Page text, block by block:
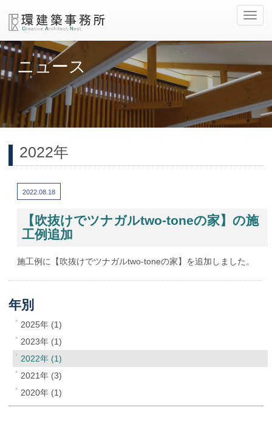
ナ
ビ
ゲ
シ
ョ
の
切
替
ニュース
2022年
2022.08.18
【吹抜けでツナガルtwo-toneの家】の施
工例追加
施工例に【吹抜けでツナガルtwo-toneの家】を追加しました。
年別
2025年 (1)
2023年 (1)
2022年 (1)
2021年 (3)
2020年 (1)